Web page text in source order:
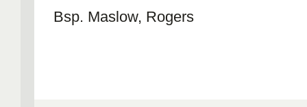
Bsp. Maslow, Rogers